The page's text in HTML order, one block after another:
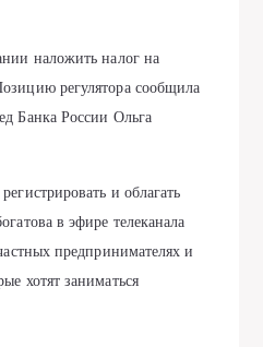
наложить налог на
регулятора сообщила
Банка России Ольга
и облагать
в эфире телеканала
предпринимателях и
хотят заниматься